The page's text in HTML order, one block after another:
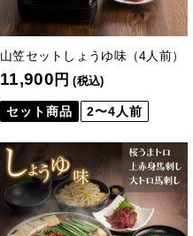
山笠セットしょうゆ味（4人前）
11,900 円 (税込)
セット商品 2〜4人前